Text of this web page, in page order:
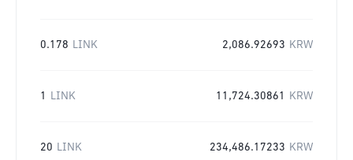
0.178 LINK 2,086.92693 KRW
1 LINK 11,724.30861 KRW
20 LINK 234,486.17233 KRW